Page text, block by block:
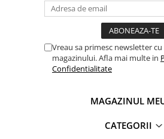
Vreau sa primesc newsletter
magazinului. Afla mai multe in
Confidentialitate
MAGAZINUL
CATEGORII